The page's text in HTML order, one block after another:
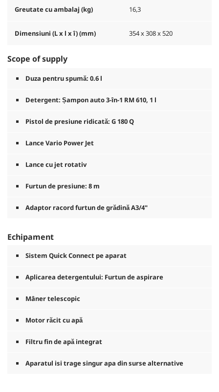
Greutate cu ambalaj (kg) 16,3
Dimensiuni (L x l x î) (mm) 354 x 308 x 520
Scope of supply
Duza pentru spumă: 0.6 l
Detergent: Șampon auto 3-în-1 RM 610, 1 l
Pistol de presiune ridicată: G 180 Q
Lance Vario Power Jet
Lance cu jet rotativ
Furtun de presiune: 8 m
Adaptor racord furtun de grădină A3/4"
Echipament
Sistem Quick Connect pe aparat
Aplicarea detergentului: Furtun de aspirare
Mâner telescopic
Motor răcit cu apă
Filtru fin de apă integrat
Aparatul isi trage singur apa din surse alternative